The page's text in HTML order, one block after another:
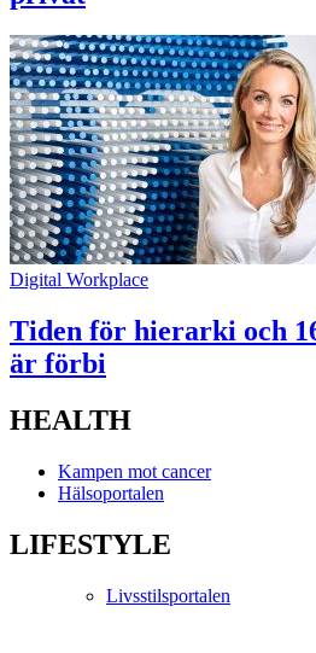
Digital Workplace
Tiden för hierarki och
är förbi
HEALTH
Kampen mot cancer
Hälsoportalen
LIFESTYLE
Livsstilsportalen